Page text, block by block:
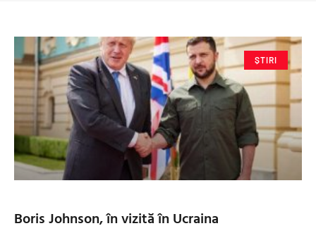
ȘTIRI
Boris Johnson, în vizită în Ucraina